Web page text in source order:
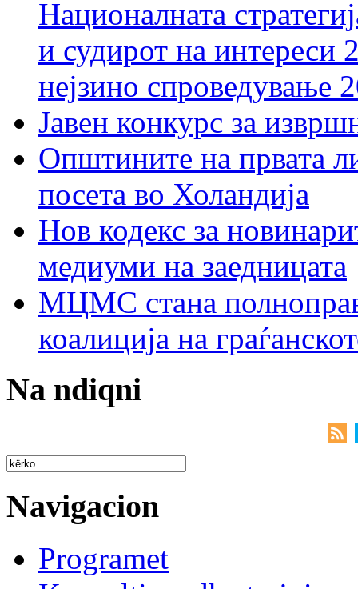
Националната
и судирот на интереси
нејзино спроведување
Јавен конкурс за
Општините на првата
посета во Холандија
Нов кодекс за
медиуми на заедницата
МЦМС стана
коалиција на
Na ndiqni
Navigacion
Programet